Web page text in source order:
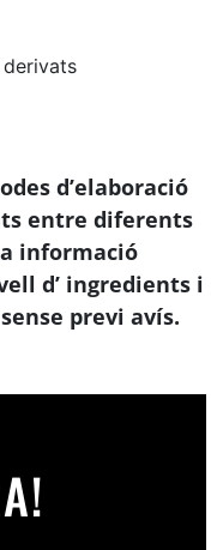
derivats
d’elaboració
entre diferents
informació
d’ ingredients i
previ avís.